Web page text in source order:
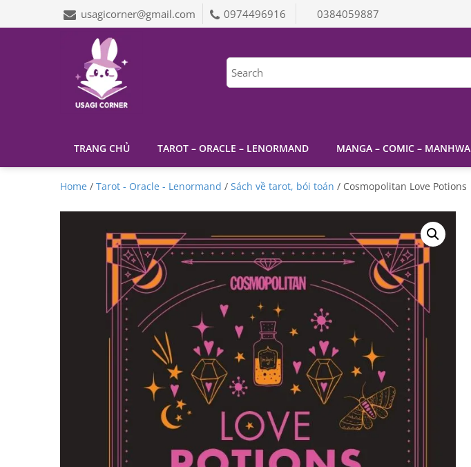
usagicorner@gmail.com 0974496916 0384059887
TRANG CHỦ TAROT – ORACLE – LENORMAND MANGA – COMIC – MANHWA
Home / Tarot - Oracle - Lenormand / Sách về tarot, bói toán / Cosmopolitan Love Potions